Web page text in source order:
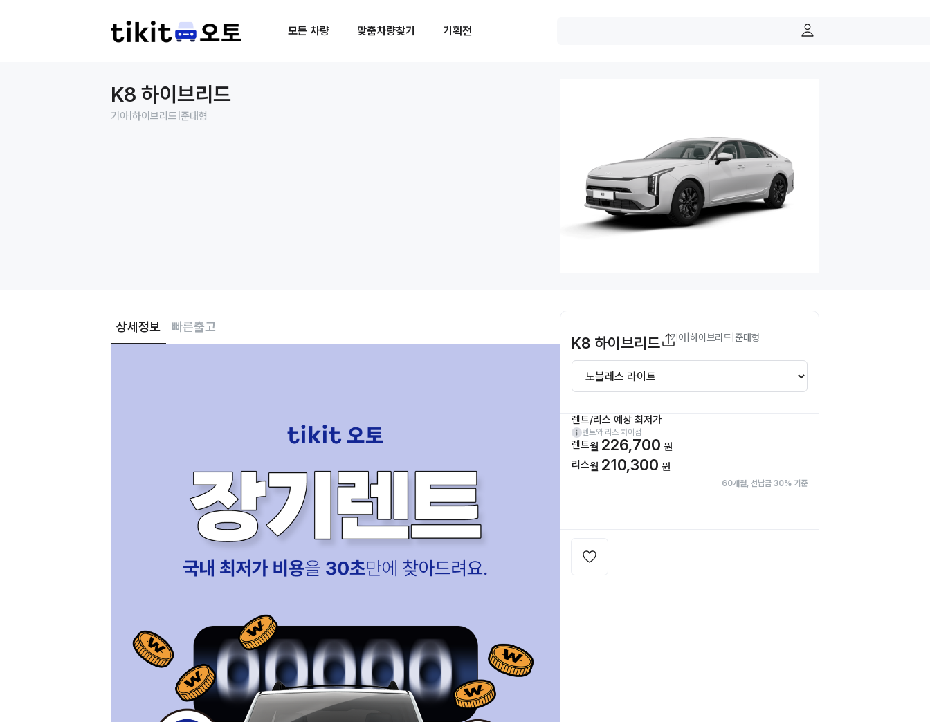
모든 차량 맞춤차량찾기 기획전
K8 하이브리드
기아 하이브리드 준대형
상세정보 빠른출고
K8 하이브리드 기아| 하이브리드 준대형
렌트/리스 예상 최저가
렌트와 리스 차이점
렌트월 226,700 원
리스월 210,300 원
60개월, 선납금 30% 기준